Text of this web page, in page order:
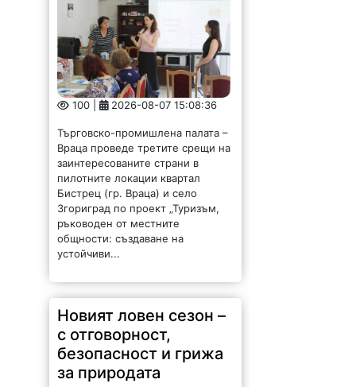
100 | 2026-08-07 15:08:36
Търговско-промишлена палата –
Враца проведе третите срещи на
заинтересованите страни в
пилотните локации квартал
Бистрец (гр. Враца) и село
Згориград по проект „Туризъм,
ръководен от местните
общности: създаване на
устойчиви...
Новият ловен сезон –
с отговорност,
безопасност и грижа
за природата